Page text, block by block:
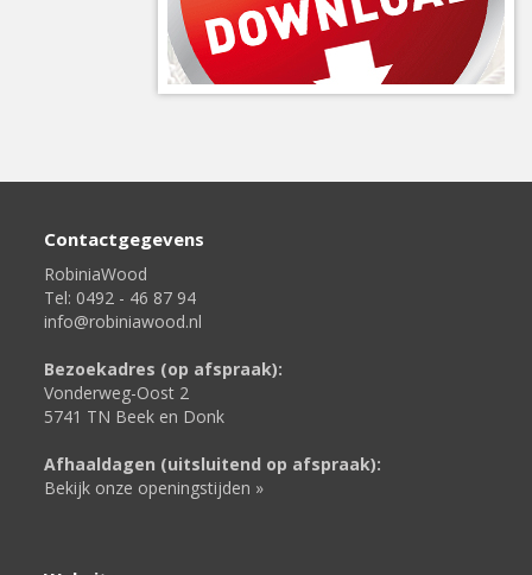
Contactgegevens
RobiniaWood
Tel: 0492 - 46 87 94
info@robiniawood.nl
Bezoekadres (op afspraak):
Vonderweg-Oost 2
5741 TN Beek en Donk
Afhaaldagen (uitsluitend op afspraak):
Bekijk onze openingstijden »